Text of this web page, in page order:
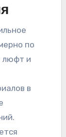
по
люфт и
в